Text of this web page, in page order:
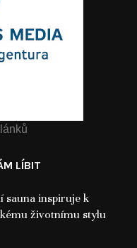
LÍBIT
sauna inspiruje k
životnímu stylu